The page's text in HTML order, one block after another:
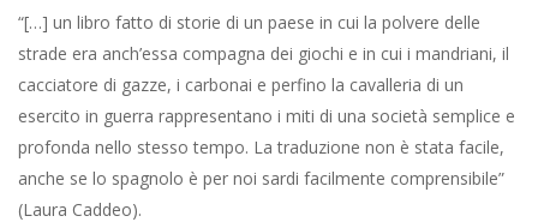
“[…] un libro fatto di storie di un paese in cui la polvere delle
strade era anch’essa compagna dei giochi e in cui i mandriani, il
cacciatore di gazze, i carbonai e perfino la cavalleria di un
esercito in guerra rappresentano i miti di una società semplice e
profonda nello stesso tempo. La traduzione non è stata facile,
anche se lo spagnolo è per noi sardi facilmente comprensibile”
(Laura Caddeo).